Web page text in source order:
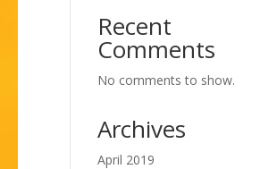
Recent
Comments
No comments to show.
Archives
April 2019